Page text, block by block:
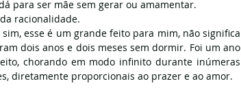
para ser mãe sem gerar ou amamentar.
racionalidade.
esse é um grande feito para mim, não significa
dois anos e dois meses sem dormir. Foi um ano
chorando em modo infinito durante inúmeras
diretamente proporcionais ao prazer e ao amor.